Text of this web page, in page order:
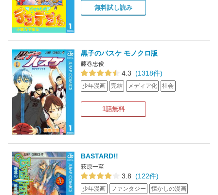
無料試し読み
黒子のバスケ モノクロ版
藤巻忠俊
4.3 (1318件)
少年漫画 完結 メディア化 社会
1話無料
BASTARD!!
萩原一至
3.8 (122件)
少年漫画 ファンタジー 懐かしの漫画